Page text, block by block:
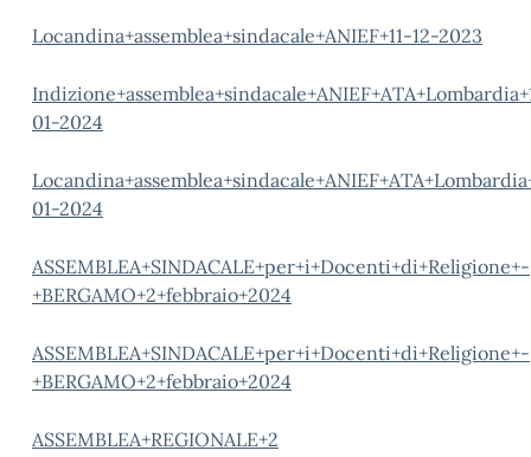
Locandina+assemblea+sindacale+ANIEF+11-12-2023
01-2024
01-2024
ASSEMBLEA+SINDACALE+per+i+Docenti+di+Religione+-
+BERGAMO+2+febbraio+2024
ASSEMBLEA+SINDACALE+per+i+Docenti+di+Religione+-
+BERGAMO+2+febbraio+2024
ASSEMBLEA+REGIONALE+2